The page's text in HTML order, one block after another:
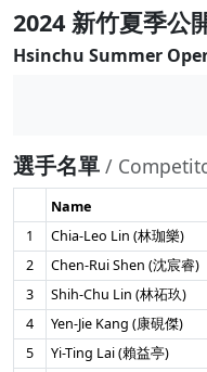
2024 新竹夏季公
Hsinchu Summer
選手名單 /
Name
1
Chia-Leo Lin (林珈樂)
2
Chen-Rui Shen (沈宸睿)
3
Shih-Chu Lin (林祏玖)
4
Yen-Jie Kang (康硯傑)
5
Yi-Ting Lai (賴益亭)